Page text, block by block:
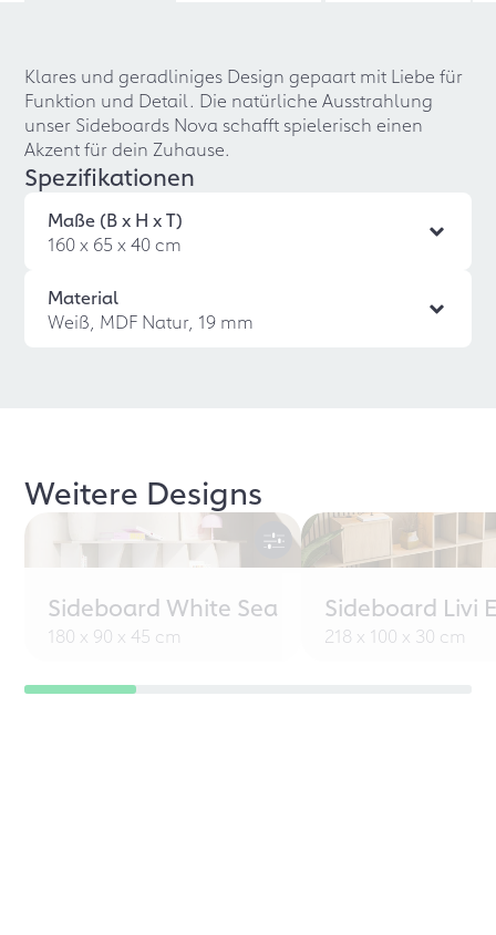
Klares und geradliniges Design gepaart mit Liebe für
Funktion und Detail. Die natürliche Ausstrahlung
unser Sideboards Nova schafft spielerisch einen
Akzent für dein Zuhause.
Spezifikationen
Maße (B x H x T)
160 x 65 x 40 cm
Material
Weiß, MDF Natur, 19 mm
Weitere Designs
Sideboard White Sea
180 x 90 x 45 cm
Sideboard Livi
218 x 100 x 30 cm